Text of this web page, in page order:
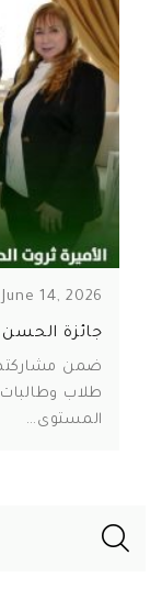
June 14, 2026
جائزة
ضمن
طلاب وطالبات
المستوى…